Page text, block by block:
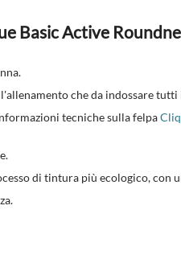
Basic Active
che da indossare
tecniche sulla felpa
di tintura più ecologico,